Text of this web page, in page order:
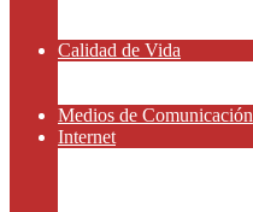
Calidad de Vida
Medios de Comunicación
Internet